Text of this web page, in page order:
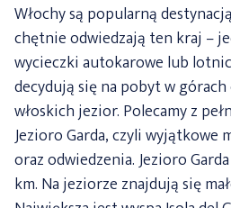
Włochy są popularną
chętnie odwiedzają ten kraj –
wycieczki autokarowe lub
decydują się na pobyt w górach
włoskich jezior. Polecamy z
Jezioro Garda, czyli wyjątkowe
oraz odwiedzenia. Jezioro
km. Na jeziorze znajdują się